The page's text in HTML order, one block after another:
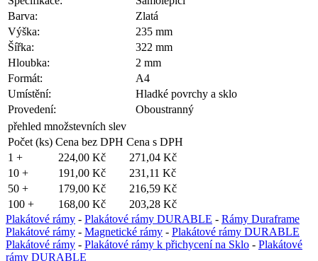
Barva:
Zlatá
Výška:
235 mm
Šířka:
322 mm
Hloubka:
2 mm
Formát:
A4
Umístění:
Hladké povrchy a sklo
Provedení:
Oboustranný
přehled množstevních slev
Počet (ks) Cena bez DPH Cena s DPH
1 +
224,00 Kč
271,04 Kč
10 +
191,00 Kč
231,11 Kč
50 +
179,00 Kč
216,59 Kč
100 +
168,00 Kč
203,28 Kč
Plakátové rámy - Plakátové rámy DURABLE - Rámy Duraframe
Plakátové rámy - Magnetické rámy - Plakátové rámy DURABLE
Plakátové rámy - Plakátové rámy k přichycení na Sklo - Plakátové
rámy DURABLE